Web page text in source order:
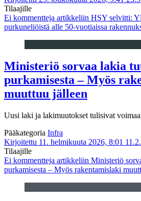
Tilaajille
Ei kommentteja artikkeliin HSY selvitti:
purkuneliöistä alle 50-vuotiaissa
Ministeriö sorvaa lakia
purkamisesta – Myös
muuttuu jälleen
Uusi laki ja lakimuutokset tulisivat
Pääkategoria Infra
Kirjoitettu 11. helmikuuta 2026, 8:01
Tilaajille
Ei kommentteja artikkeliin Ministeriö
purkamisesta – Myös rakentamislaki